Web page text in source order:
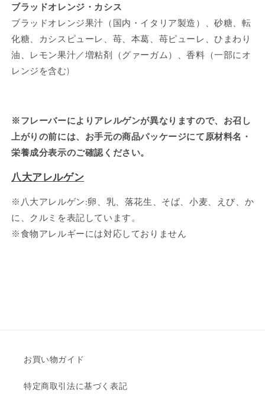
ブラッドオレンジ・カシス
ブラッドオレンジ果汁（国内・イタリア製造）、砂糖、転
化糖、カシスピューレ、苺、本葛、苺ピューレ、ひまわり
油、レモン果汁／増粘剤（グァーガム）、香料（一部にオ
レンジを含む)
※フレーバーによりアレルゲンが異なりますので、お召し
上がりの前には、お手元の商品パッケージにて原材料名・
栄養成分表示のご確認ください。
八大アレルゲン
※八大アレルゲン:卵、乳、落花生、そば、小麦、えび、か
に、クルミを表記しています。
※食物アレルギーには対応しておりません
お買い物ガイド
特定商取引法に基づく表記